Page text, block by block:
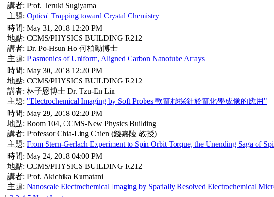
講者: Prof. Teruki Sugiyama
主題: Optical Trapping toward Crystal Chemistry
時間: May 31, 2018 12:20 PM
地點: CCMS/PHYSICS BUILDING R212
講者: Dr. Po-Hsun Ho 何柏勳博士
主題: Plasmonics of Uniform, Aligned Carbon Nanotube Arrays
時間: May 30, 2018 12:20 PM
地點: CCMS/PHYSICS BUILDING R212
講者: 林子恩博士 Dr. Tzu-En Lin
主題: "Electrochemical Imaging by Soft Probes 軟電極探針於電化學成像的應用"
時間: May 29, 2018 02:20 PM
地點: Room 104, CCMS-New Physics Building
講者: Professor Chia-Ling Chien (錢嘉陵 教授)
主題: From Stern-Gerlach Experiment to Spin Orbit Torque, the Unending Saga of
時間: May 24, 2018 04:00 PM
地點: CCMS/PHYSICS BUILDING R212
講者: Prof. Akichika Kumatani
主題: Nanoscale Electrochemical Imaging by Spatially Resolved Electrochemical